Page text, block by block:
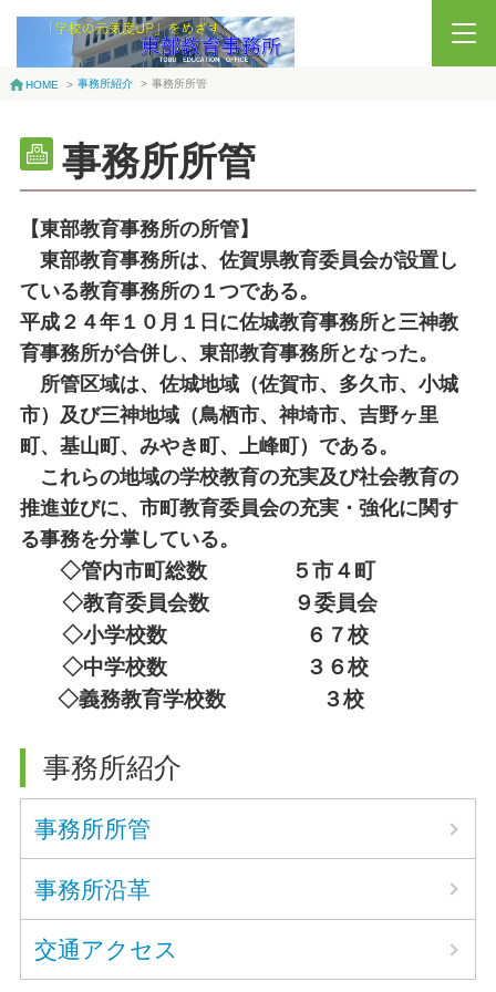
HOME > 事務所紹介 > 事務所所管
事務所所管
【東部教育事務所の所管】
東部教育事務所は、佐賀県教育委員会が設置し
ている教育事務所の１つである。
平成２４年１０月１日に佐城教育事務所と三神教
育事務所が合併し、東部教育事務所となった。
所管区域は、佐城地域（佐賀市、多久市、小城
市）及び三神地域（鳥栖市、神埼市、吉野ヶ里
町、基山町、みやき町、上峰町）である。
これらの地域の学校教育の充実及び社会教育の
推進並びに、市町教育委員会の充実・強化に関す
る事務を分掌している。
◇管内市町総数 ５市４町
◇教育委員会数 ９委員会
◇小学校数 ６７校
◇中学校数 ３６校
◇義務教育学校数 ３校
事務所紹介
事務所所管
事務所沿革
交通アクセス